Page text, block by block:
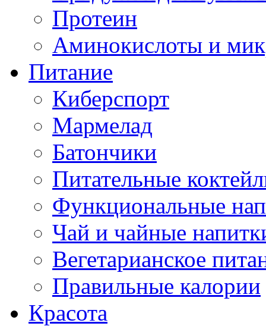
Протеин
Аминокислоты и
Питание
Киберспорт
Мармелад
Батончики
Питательные
Функциональные
Чай и чайные
Вегетарианское
Правильные калории
Красота